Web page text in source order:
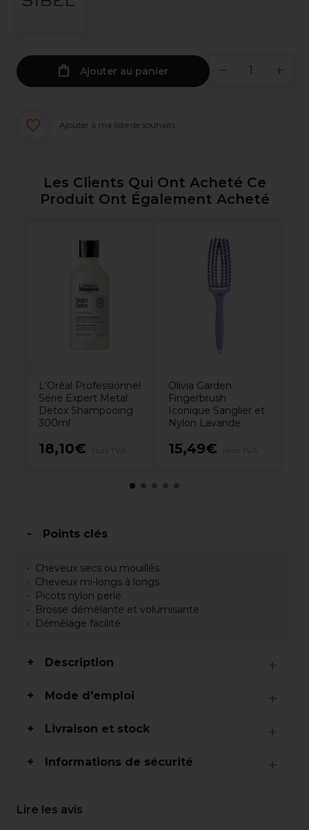
Ajouter au panier
Ajouter à ma liste de souhaits
Les Clients Qui Ont Acheté Ce
Produit Ont Également Acheté
L'Oréal Professionnel
Série Expert Metal
Detox Shampooing
300ml
18,10€
Olivia Garden
Fingerbrush
Iconique Sanglier et
Nylon Lavande
15,49€
Points clés
Cheveux secs ou mouillés
Cheveux mi-longs à longs
Picots nylon perlé
Brosse démêlante et volumisante
Démêlage facilité
Description
Mode d'emploi
Livraison et stock
Informations de sécurité
Lire les avis